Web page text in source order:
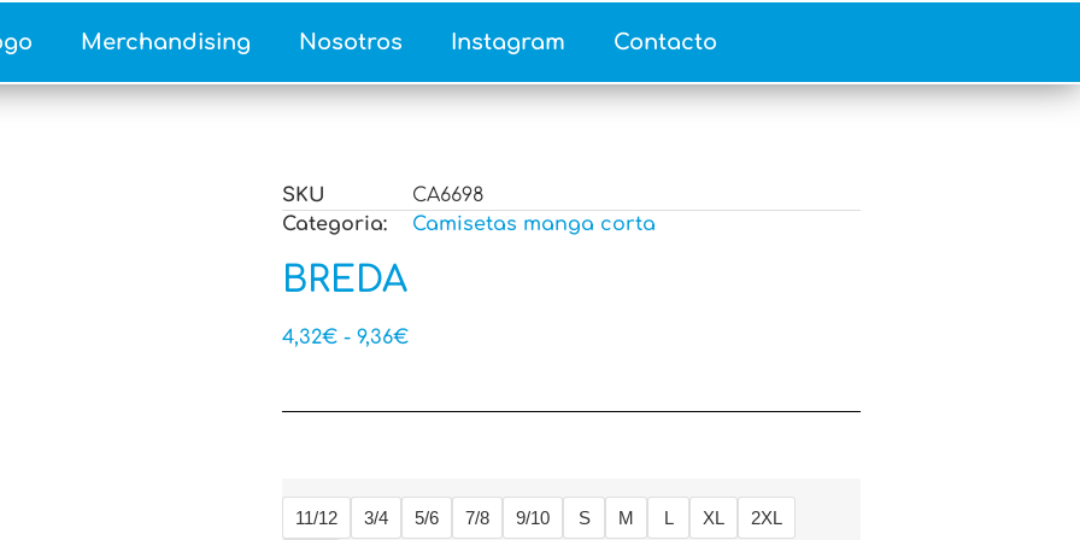
Merchandising Nosotros Instagram Contacto
SKU
CA6698
Categoria:
Camisetas manga corta
BREDA
4,32€ - 9,36€
11/12 3/4 5/6 7/8 9/10 S M L XL 2XL